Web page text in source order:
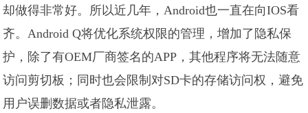
却做得非常好。所以近几年，Android也一直在向IOS看
齐。Android Q将优化系统权限的管理，增加了隐私保
护，除了有OEM厂商签名的APP，其他程序将无法随意
访问剪切板；同时也会限制对SD卡的存储访问权，避免
用户误删数据或者隐私泄露。